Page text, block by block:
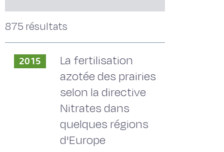
875 résultats
2015
La fertilisation
azotée des prairies
selon la directive
Nitrates dans
quelques régions
d'Europe